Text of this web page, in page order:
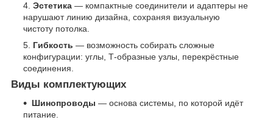
Эстетика — компактные соединители и адаптеры не
нарушают линию дизайна, сохраняя визуальную
чистоту потолка.
Гибкость — возможность собирать сложные
конфигурации: углы, Т-образные узлы, перекрёстные
соединения.
Виды комплектующих
Шинопроводы — основа системы, по которой идёт
питание.